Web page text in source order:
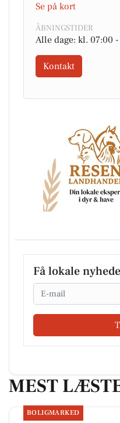
Se på kort
ÅBNINGSTIDER
Alle dage: kl. 07:00
Kontakt
Få lokale
Email
MEST
BOLIGMARKED